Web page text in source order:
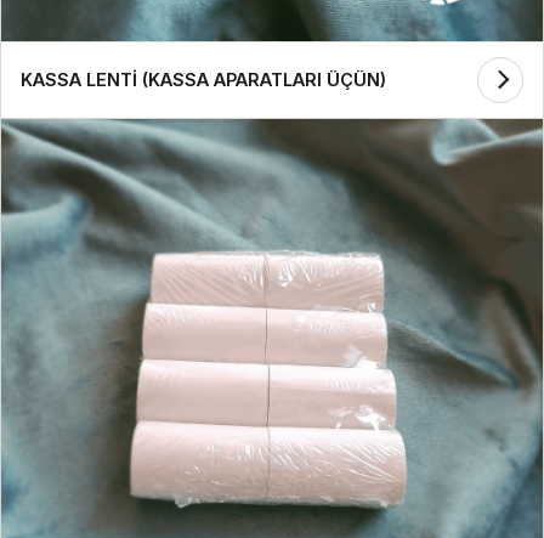
KASSA LENTİ (KASSA APARATLARI ÜÇÜN)